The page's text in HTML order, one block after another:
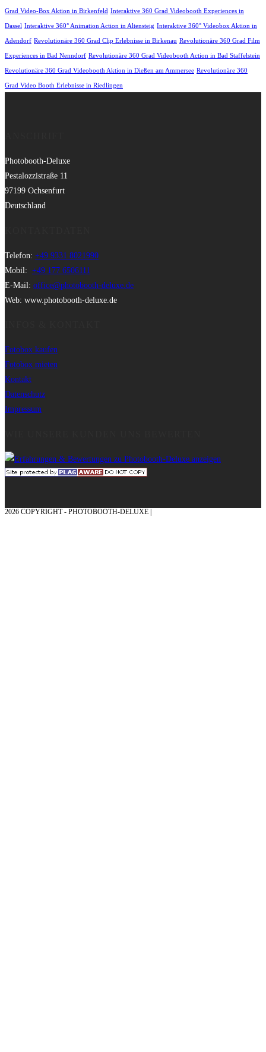
Grad Video-Box Aktion in Birkenfeld Interaktive 360 Grad Videobooth Experiences in
Dassel Interaktive 360° Animation Action in Altensteig Interaktive 360° Videobox Aktion in
Adendorf Revolutionäre 360 Grad Clip Erlebnisse in Birkenau Revolutionäre 360 Grad Film
Experiences in Bad Nenndorf Revolutionäre 360 Grad Videobooth Action in Bad Staffelstein
Revolutionäre 360 Grad Videobooth Aktion in Dießen am Ammersee Revolutionäre 360
Grad Video Booth Erlebnisse in Riedlingen
Photobooth-Deluxe
Pestalozzistraße 11
97199 Ochsenfurt
Deutschland
Telefon: +49 9331 8021990
Mobil: +49 177 6506111
E-Mail: office@photobooth-deluxe.de
Web: www.photobooth-deluxe.de
Fotobox kaufen
Fotobox mieten
Kontakt
Datenschutz
Impressum
2026 COPYRIGHT - PHOTOBOOTH-DELUXE |